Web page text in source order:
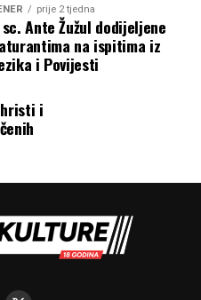
prije 2 tjedna
Ante Žužul dodijeljene
na ispitima iz
i Povijesti
i